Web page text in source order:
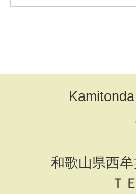
和歌山県西
Ｔ